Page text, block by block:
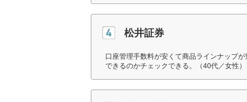
松井証券
口座管理手数料が安くて商品ラインナップ
できるのかチェックできる。（40代／女性）